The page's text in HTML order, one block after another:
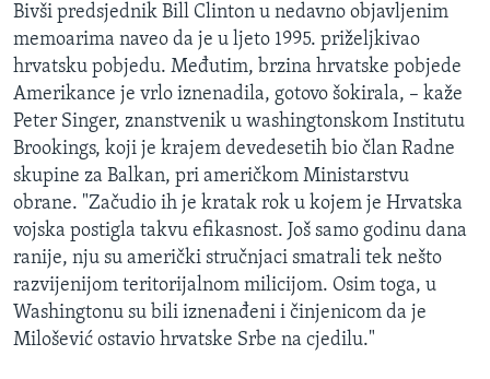
O GLASU AMERIKE
Learning English
PRATITE NAS
Jezici
Bivši predsjednik Bill Clinton u nedavno objavljenim
memoarima naveo da je u ljeto 1995. priželjkivao
hrvatsku pobjedu. Međutim, brzina hrvatske pobjede
Amerikance je vrlo iznenadila, gotovo šokirala, – kaže
Peter Singer, znanstvenik u washingtonskom Institutu
Brookings, koji je krajem devedesetih bio član Radne
skupine za Balkan, pri američkom Ministarstvu
obrane. "Začudio ih je kratak rok u kojem je Hrvatska
vojska postigla takvu efikasnost. Još samo godinu dana
ranije, nju su američki stručnjaci smatrali tek nešto
razvijenijom teritorijalnom milicijom. Osim toga, u
Washingtonu su bili iznenađeni i činjenicom da je
Milošević ostavio hrvatske Srbe na cjedilu."